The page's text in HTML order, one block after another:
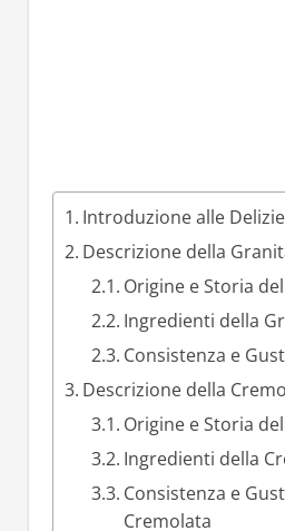
Introduzione alle
Descrizione della
Origine e Storia
Ingredienti della
Consistenza e
Descrizione della
Origine e Storia
Ingredienti della
Consistenza e
Cremolata